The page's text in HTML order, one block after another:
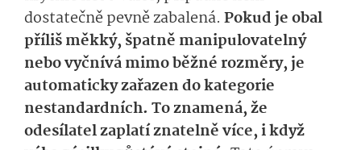
dostatečně pevně zabalená. Pokud je obal
příliš měkký, špatně manipulovatelný
nebo vyčnívá mimo běžné rozměry, je
automaticky zařazen do kategorie
nestandardních. To znamená, že
odesílatel zaplatí znatelně více, i když